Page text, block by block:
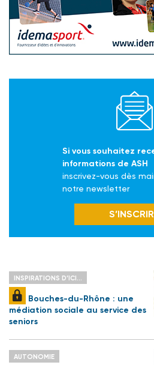
Si vous souhaitez
informations de ASH
inscrivez-vous dès
notre newsletter
INSPIRATIONS D’ICI…
Bouches-du-Rhône : une
médiation sociale au service des
seniors
AUTONOMIE